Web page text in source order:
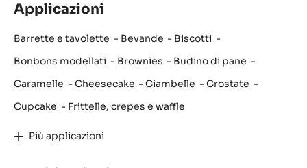
Applicazioni
Barrette e tavolette Bevande
Biscotti
Bonbons modellati
Brownies
Budino di pane
Caramelle
Cheesecake Ciambelle
Crostate
Cupcake
Frittelle, crepes e waffle
Più applicazioni